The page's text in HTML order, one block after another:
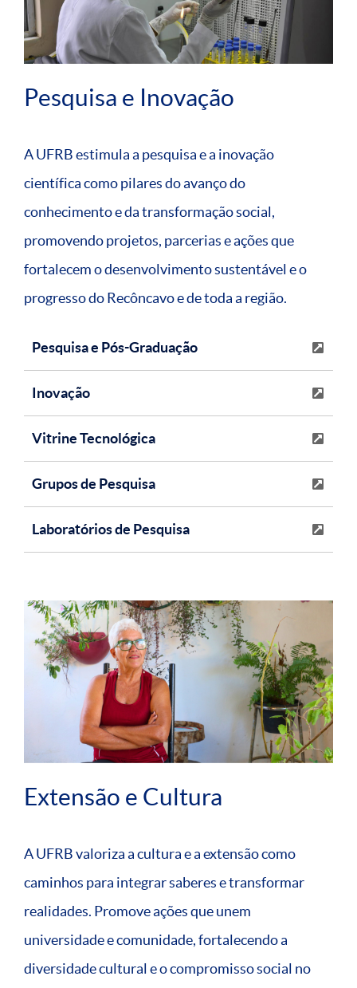
Pesquisa e Inovação
A UFRB estimula a pesquisa e a inovação
científica como pilares do avanço do
conhecimento e da transformação social,
promovendo projetos, parcerias e ações que
fortalecem o desenvolvimento sustentável e o
progresso do Recôncavo e de toda a região.
Pesquisa e Pós-Graduação
Inovação
Vitrine Tecnológica
Grupos de Pesquisa
Laboratórios de Pesquisa
Extensão e Cultura
A UFRB valoriza a cultura e a extensão como
caminhos para integrar saberes e transformar
realidades. Promove ações que unem
universidade e comunidade, fortalecendo a
diversidade cultural e o compromisso social no